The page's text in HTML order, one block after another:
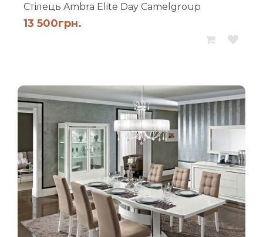
Стілець Ambra Elite Day Camelgroup
13 500грн.